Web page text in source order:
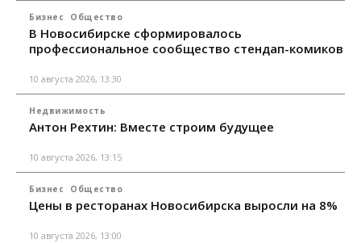
Бизнес Общество
В Новосибирске сформировалось
профессиональное сообщество стендап-комиков
10 августа 2026, 13:30
Недвижимость
Антон Рехтин: Вместе строим будущее
10 августа 2026, 13:15
Бизнес Общество
Цены в ресторанах Новосибирска выросли на 8%
10 августа 2026, 13:00